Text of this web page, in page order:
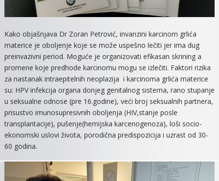
Kako objašnjava Dr Zoran Petrović, invanzini karcinom grlića
materice je oboljenje koje se može uspešno lečiti jer ima dug
preinvazivni period. Moguće je organizovati efikasan skrining a
promene koje predhode karcinomu mogu se izlečiti. Faktori rizika
za nastanak intraepitelnih neoplazija i karcinoma grlića materice
su: HPV infekcija organa donjeg genitalnog sistema, rano stupanje
u seksualne odnose (pre 16.godine), veći broj seksualnih partnera,
prisustvo imunosupresivnih oboljenja (HIV,stanje posle
transplantacije), pušenje(hemijska karcenogenoza), loši socio-
ekonomski uslovi života, porodična predispozicija i uzrast od 30-
60 godina.